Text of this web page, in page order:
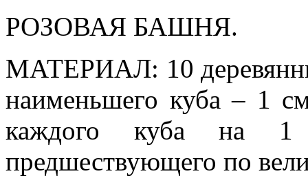
РОЗОВАЯ БАШНЯ.
МАТЕРИАЛ: 10
наименьшего куба – 1
каждого куба на
предшествующего по